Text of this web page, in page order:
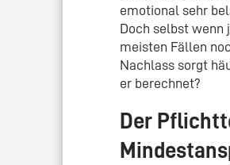
emotional sehr
Doch selbst wenn
meisten Fällen
Nachlass sorgt
er berechnet?
Der